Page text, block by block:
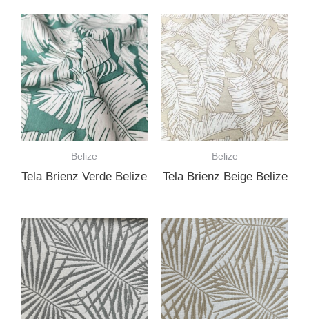
Belize
Tela Brienz Verde Belize
Belize
Tela Brienz Beige Belize